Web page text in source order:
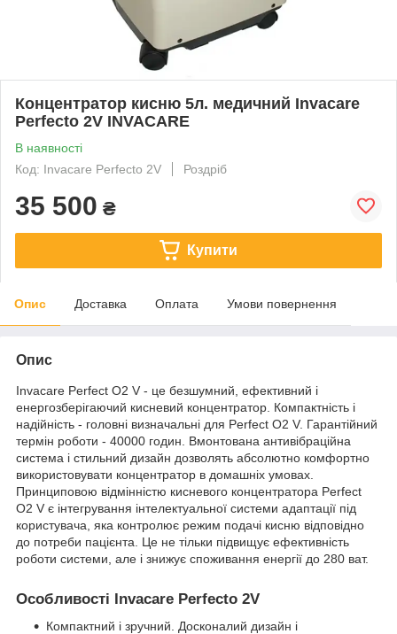
Концентратор кисню 5л. медичний Invacare
Perfecto 2V INVACARE
В наявності
Код: Invacare Perfecto 2V
Роздріб
35 500 ₴
Купити
Опис Доставка Оплата Умови повернення
Опис
Invacare Perfect O2 V - це безшумний, ефективний і
енергозберігаючий кисневий концентратор. Компактність і
надійність - головні визначальні для Perfect O2 V. Гарантійний
термін роботи - 40000 годин. Вмонтована антивібраційна
система і стильний дизайн дозволять абсолютно комфортно
використовувати концентратор в домашніх умовах.
Принциповою відмінністю кисневого концентратора Perfect
O2 V є інтегрування інтелектуальної системи адаптації під
користувача, яка контролює режим подачі кисню відповідно
до потреби пацієнта. Це не тільки підвищує ефективність
роботи системи, але і знижує споживання енергії до 280 ват.
Особливості Invacare Perfecto 2V
Компактний і зручний. Досконалий дизайн і